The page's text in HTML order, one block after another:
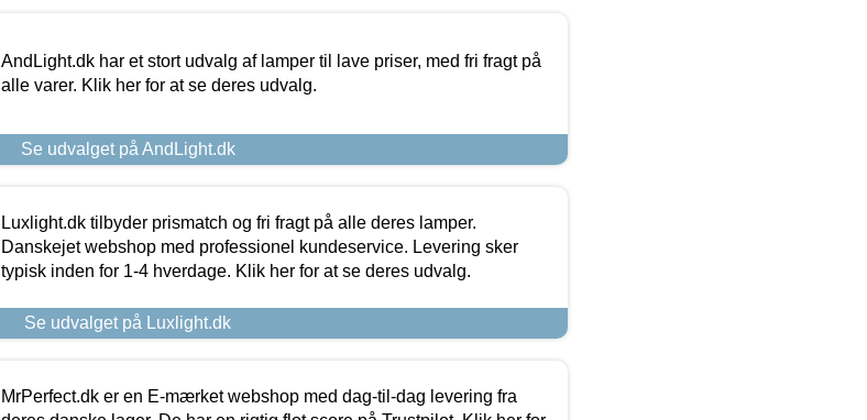
AndLight.dk har et stort udvalg af lamper til lave priser, med fri fragt på
alle varer. Klik her for at se deres udvalg.
Se udvalget på AndLight.dk
Luxlight.dk tilbyder prismatch og fri fragt på alle deres lamper.
Danskejet webshop med professionel kundeservice. Levering sker
typisk inden for 1-4 hverdage. Klik her for at se deres udvalg.
Se udvalget på Luxlight.dk
MrPerfect.dk er en E-mærket webshop med dag-til-dag levering fra